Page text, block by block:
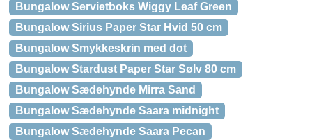
Bungalow Servietboks Wiggy Leaf Green
Bungalow Sirius Paper Star Hvid 50 cm
Bungalow Smykkeskrin med dot
Bungalow Stardust Paper Star Sølv 80 cm
Bungalow Sædehynde Mirra Sand
Bungalow Sædehynde Saara midnight
Bungalow Sædehynde Saara Pecan